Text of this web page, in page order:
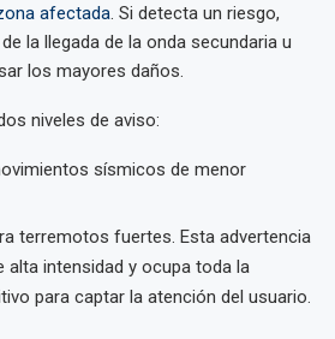
afectada. Si detecta un riesgo,
la llegada de la onda secundaria u
los mayores daños.
niveles de aviso:
sísmicos de menor
terremotos fuertes. Esta advertencia
alta intensidad y ocupa toda la
para captar la atención del usuario.